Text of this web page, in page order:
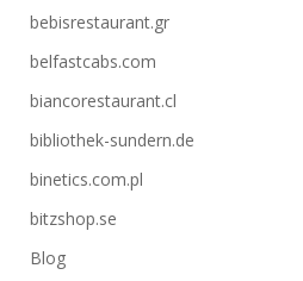
bebisrestaurant.gr
belfastcabs.com
biancorestaurant.cl
bibliothek-sundern.de
binetics.com.pl
bitzshop.se
Blog